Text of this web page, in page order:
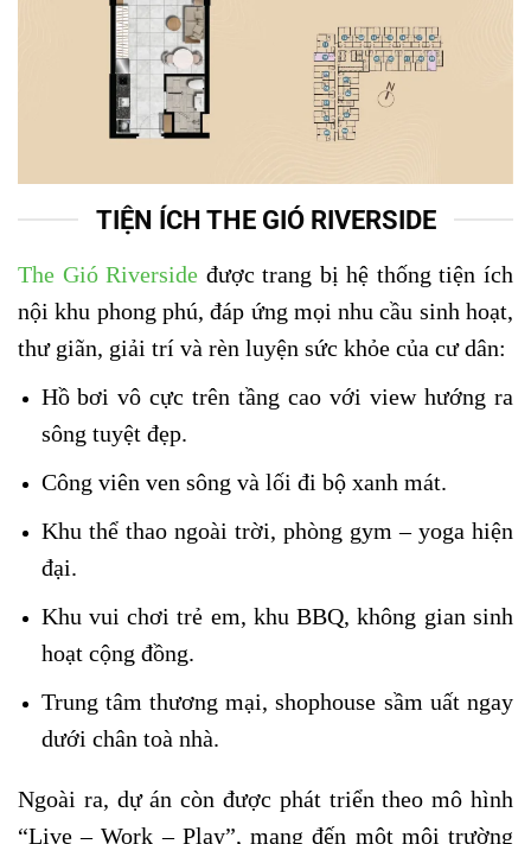
TIỆN ÍCH THE GIÓ RIVERSIDE
The Gió Riverside được trang bị hệ thống tiện ích
nội khu phong phú, đáp ứng mọi nhu cầu sinh hoạt,
thư giãn, giải trí và rèn luyện sức khỏe của cư dân:
Hồ bơi vô cực trên tầng cao với view hướng ra
sông tuyệt đẹp.
Công viên ven sông và lối đi bộ xanh mát.
Khu thể thao ngoài trời, phòng gym – yoga hiện
đại.
Khu vui chơi trẻ em, khu BBQ, không gian sinh
hoạt cộng đồng.
Trung tâm thương mại, shophouse sầm uất ngay
dưới chân toà nhà.
Ngoài ra, dự án còn được phát triển theo mô hình
“Live – Work – Play”, mang đến một môi trường